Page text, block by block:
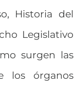
Historia del
Legislativo
surgen las
los órganos